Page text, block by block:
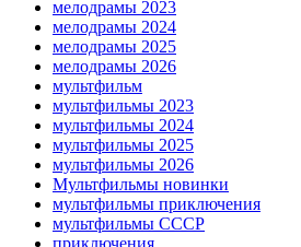
мелодрамы 2023
мелодрамы 2024
мелодрамы 2025
мелодрамы 2026
мультфильм
мультфильмы 2023
мультфильмы 2024
мультфильмы 2025
мультфильмы 2026
Мультфильмы новинки
мультфильмы приключения
мультфильмы СССР